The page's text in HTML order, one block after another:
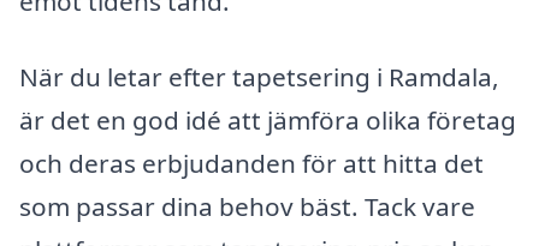
När du letar efter tapetsering i Ramdala,
är det en god idé att jämföra olika företag
och deras erbjudanden för att hitta det
som passar dina behov bäst. Tack vare